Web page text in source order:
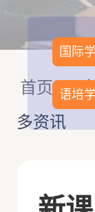
国际
语培
首页>
多资讯